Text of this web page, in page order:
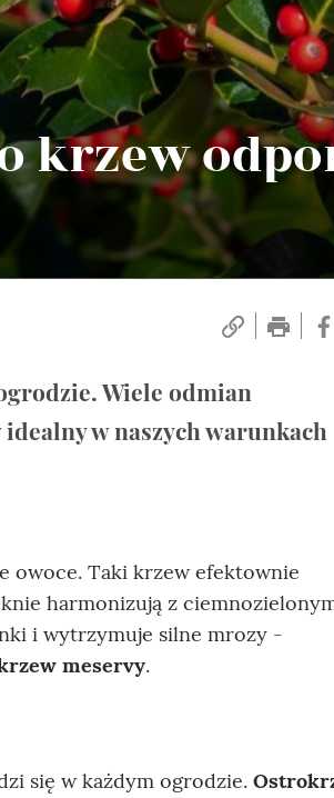
krzew
Wiele odmian
w naszych warunkach
owoce. Taki krzew efektownie
harmonizują z
i wytrzymuje silne mrozy -
meservy.
się w każdym ogrodzie.